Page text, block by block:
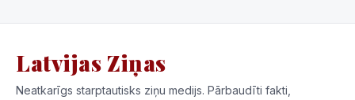
Latvijas Ziņas
Neatkarīgs starptautisks ziņu medijs. Pārbaudīti fakti,